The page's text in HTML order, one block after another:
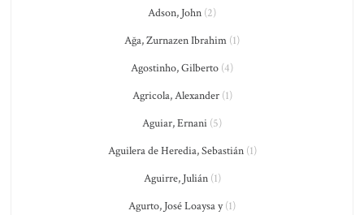
Adson, John (2)
Ağa, Zurnazen Ibrahim (1)
Agostinho, Gilberto (4)
Agricola, Alexander(1)
Aguiar, Ernani (5)
Aguilera de Heredia, Sebastián(1)
Aguirre, Julián(1)
Agurto, José Loaysa y(1)